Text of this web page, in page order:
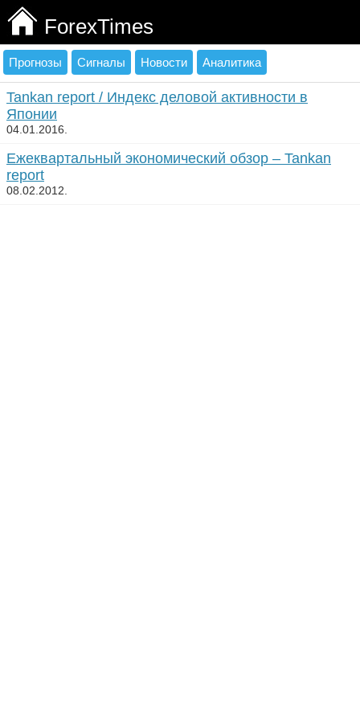
ForexTimes
Прогнозы Сигналы Новости Аналитика
Tankan report / Индекс деловой активности в
Японии
04.01.2016.
Ежеквартальный экономический обзор – Tankan
report
08.02.2012.